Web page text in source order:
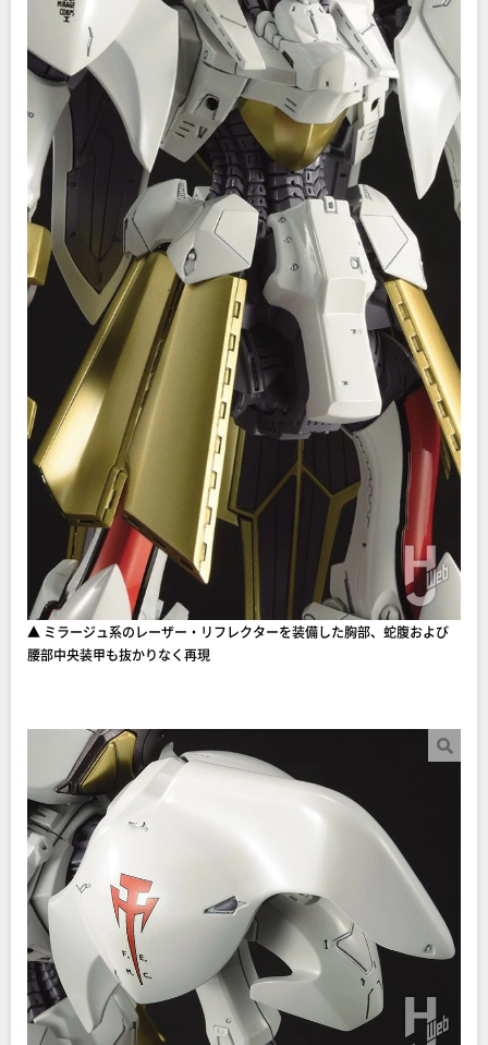
▲ ミラージュ系のレーザー・リフレクターを装備した胸部、蛇腹および
腰部中央装甲も抜かりなく再現